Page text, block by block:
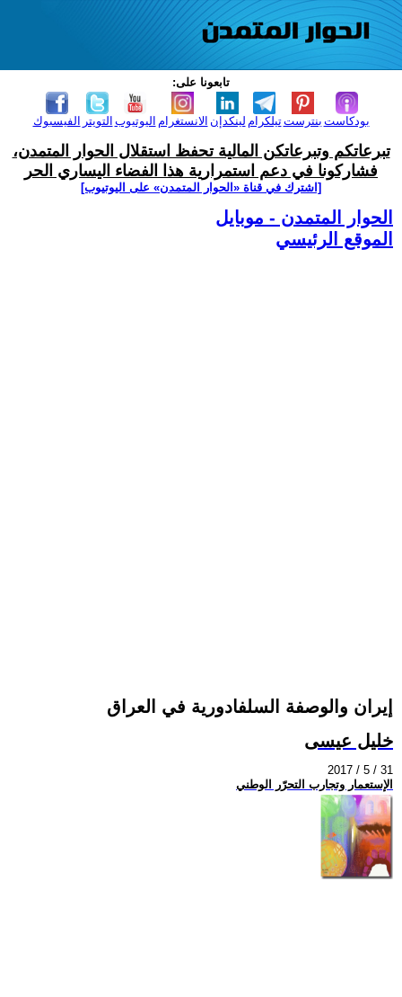
تابعونا على:
الفيسبوك التويتر اليوتيوب الانستغرام لينكدإن تيلكرامبنترست بودكاست
تبرعاتكم وتبرعاتكن المالية تحفظ استقلال الحوار المتمدن،
فشاركونا في دعم استمرارية هذا الفضاء اليساري الحر
[اشترك في قناة ‫«الحوار المتمدن» على اليوتيوب]
الحوار المتمدن - موبايل
الموقع الرئيسي
إيران والوصفة السلفادورية في العراق
خليل عيسى
2017 / 5 / 31
الإستعمار وتجارب التحرّر الوطني